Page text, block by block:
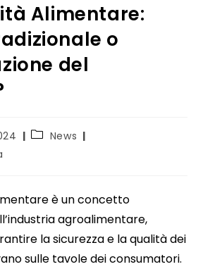
Alimentare:
o
del
News
è un concetto
agroalimentare,
la sicurezza e la qualità dei
sulle tavole dei consumatori.